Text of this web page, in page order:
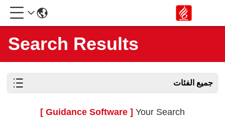
Search Results
جميع الفئات
Your Search
[ Guidance Software ]